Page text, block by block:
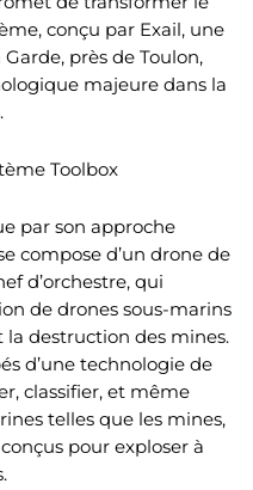
conçu par Exail, une
près de Toulon,
majeure dans la
Toolbox
par son approche
compose d’un drone de
d’orchestre, qui
de drones sous-marins
la destruction des mines.
d’une technologie de
classifier, et même
telles que les mines,
pour exploser à